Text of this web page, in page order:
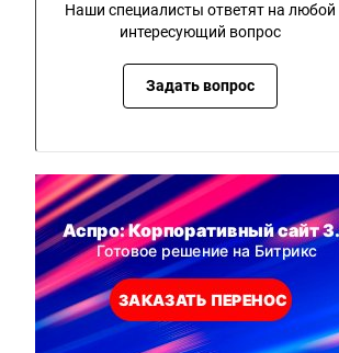
Наши специалисты ответят на любой
интересующий вопрос
Задать вопрос